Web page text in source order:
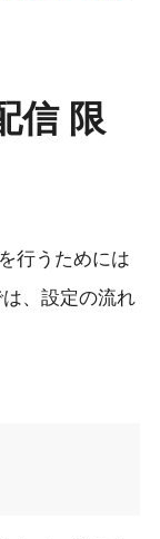
信 限
行うためには
、設定の流れ